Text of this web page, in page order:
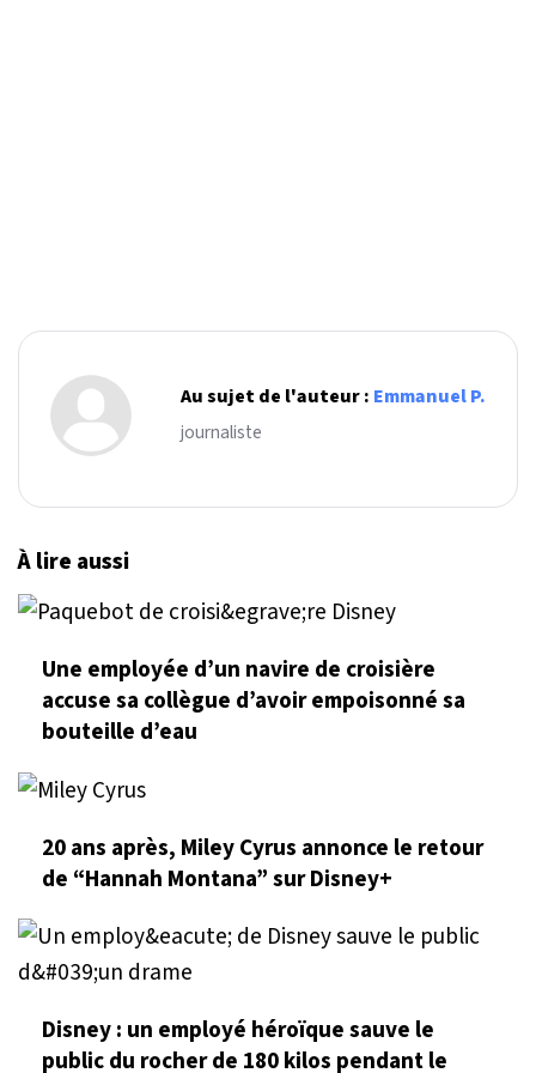
Au sujet de l'auteur : Emmanuel P.
journaliste
À lire aussi
Une employée d’un navire de croisière
accuse sa collègue d’avoir empoisonné sa
bouteille d’eau
20 ans après, Miley Cyrus annonce le retour
de “Hannah Montana” sur Disney+
Disney : un employé héroïque sauve le
public du rocher de 180 kilos pendant le